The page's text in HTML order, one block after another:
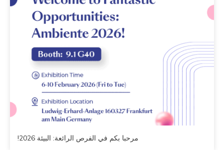
مرحبا بكم في الفرص الرائعة: البيئة 2026!